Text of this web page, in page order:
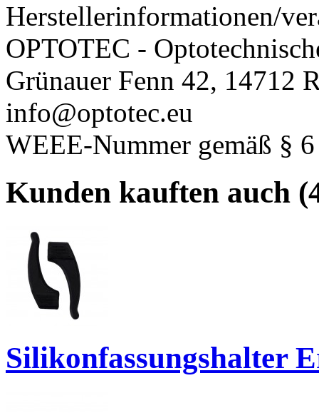
Herstellerinformationen/
OPTOTEC -
Grünauer Fenn 42, 14712
info@optotec.eu
WEEE-Nummer gemäß §
Kunden kauften auch
Silikonfassungshalter